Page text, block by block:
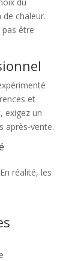
chaleur.
être
et
exigez un
après-vente.
réalité, les